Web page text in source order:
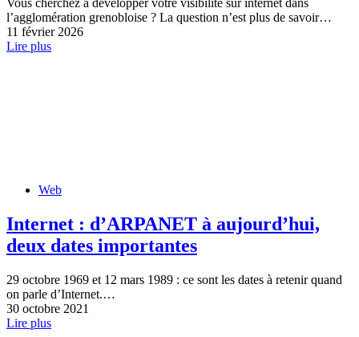
l’agglomération grenobloise ? La question n’est plus de savoir…
11 février 2026
Lire plus
Web
Internet : d’ARPANET à aujourd’hui,
deux dates importantes
29 octobre 1969 et 12 mars 1989 : ce sont les dates à retenir quand
on parle d’Internet.…
30 octobre 2021
Lire plus